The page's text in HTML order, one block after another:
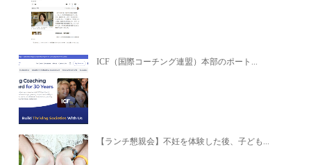
ICF（国際コーチング連盟）本部のポート...
【ランチ懇親会】不妊を体験した後、子ども...